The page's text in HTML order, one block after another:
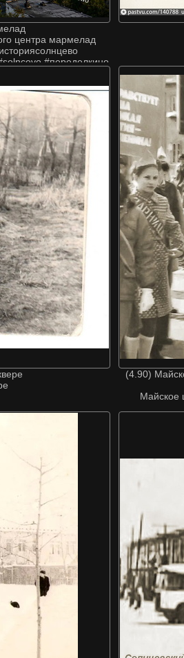
центра мармелад
#переделкино
(4.90)
Майское